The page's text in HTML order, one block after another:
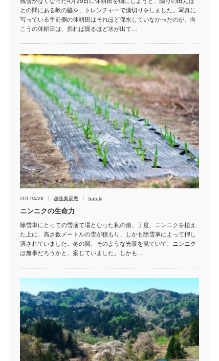
との間にある畝の脇を、トレンチャーで溝切りをしました。写真に
写っている手前側の休耕田はそれほど保水していなかったのが、向
こうの休耕田は、掘れば掘るほど水が出て…
2017/4/28 越後奥寂庵 haruki
ニンニクの生命力
除雪車にとっての雪捨て場となった私の畑。丁度、ニンニクを植え
た上に、高さ数メートルの雪が積もり、しかも除雪車によって押し
潰されていました。冬の間、そのような光景を見ていて、ニンニク
は無事だろうかと、案じていました。しかも…